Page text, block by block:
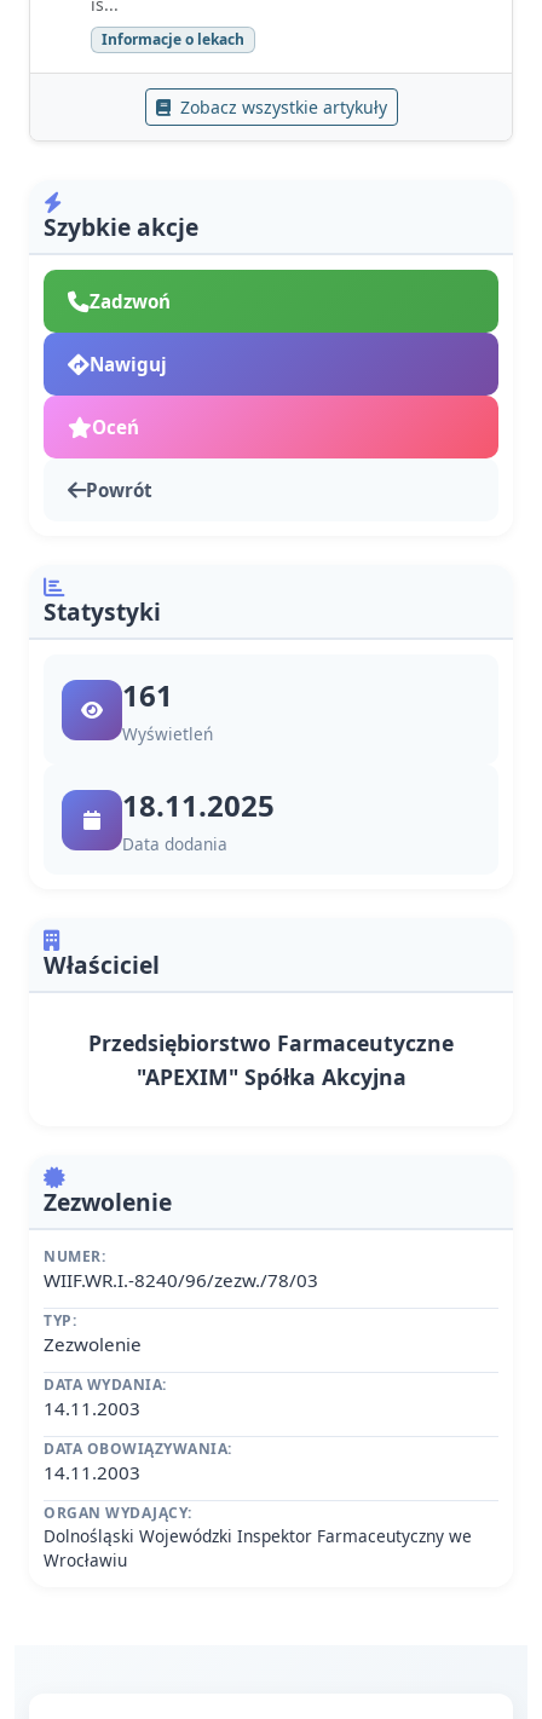
Informacje o lekach
Zobacz wszystkie artykuły
Szybkie akcje
Zadzwoń
Nawiguj
Oceń
Powrót
Statystyki
161
Wyświetleń
18.11.2025
Data dodania
Właściciel
Przedsiębiorstwo Farmaceutyczne
"APEXIM" Spółka Akcyjna
Zezwolenie
NUMER:
WIIF.WR.I.-8240/96/zezw./78/03
TYP:
Zezwolenie
DATA WYDANIA:
14.11.2003
DATA OBOWIĄZYWANIA:
14.11.2003
ORGAN WYDAJĄCY:
Dolnośląski Wojewódzki Inspektor Farmaceutyczny we
Wrocławiu